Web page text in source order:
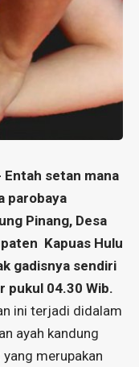
Entah setan mana
parobaya
Pinang, Desa
Kapuas Hulu
gadisnya sendiri
pukul 04.30 Wib.
ini terjadi didalam
ayah kandung
merupakan